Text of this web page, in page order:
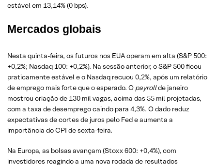
estável em 13,14% (0 bps).
Mercados globais
Nesta quinta-feira, os futuros nos EUA operam em alta (S&P 500:
+0,2%; Nasdaq 100: +0,2%). Na sessão anterior, o S&P 500 ficou
praticamente estável e o Nasdaq recuou 0,2%, após um relatório
de emprego mais forte que o esperado. O payrollde janeiro
mostrou criação de 130 mil vagas, acima das 55 mil projetadas,
com a taxa de desemprego caindo para 4,3%. O dado reduz
expectativas de cortes de juros pelo Fed e aumenta a
importância do CPI de sexta-feira.
Na Europa, as bolsas avançam (Stoxx 600: +0,4%), com
investidores reagindo a uma nova rodada de resultados